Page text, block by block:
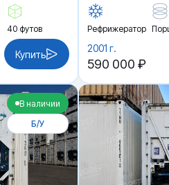
40 футов
Купить
Рефрижератор
2001 г.
590 000 ₽
В наличии
Б/У